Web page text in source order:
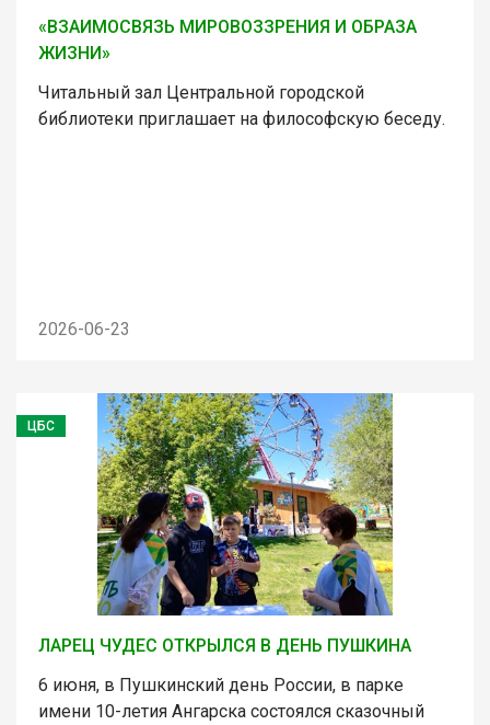
«ВЗАИМОСВЯЗЬ МИРОВОЗЗРЕНИЯ И ОБРАЗА
ЖИЗНИ»
Читальный зал Центральной городской
библиотеки приглашает на философскую беседу.
2026-06-23
ЦБС
ЛАРЕЦ ЧУДЕС ОТКРЫЛСЯ В ДЕНЬ ПУШКИНА
6 июня, в Пушкинский день России, в парке
имени 10-летия Ангарска состоялся сказочный